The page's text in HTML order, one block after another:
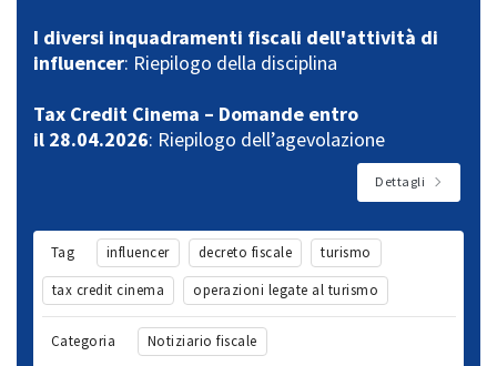
I diversi inquadramenti fiscali dell'attività di
influencer: Riepilogo della disciplina
Tax Credit Cinema – Domande entro
il 28.04.2026: Riepilogo dell’agevolazione
Dettagli
Tag influencer decreto fiscale
turismo
tax credit cinema
operazioni legate al turismo
Categoria Notiziario fiscale